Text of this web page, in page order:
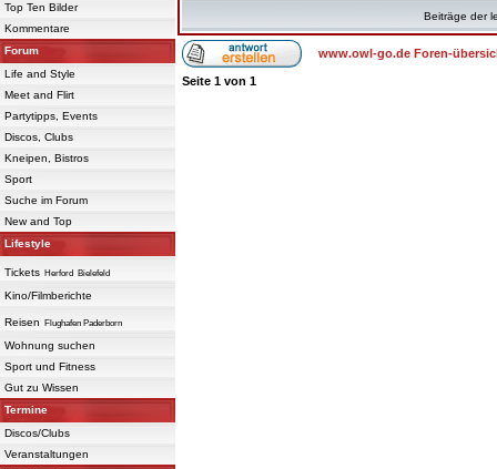
Top Ten Bilder
Kommentare
Forum
Life and Style
Meet and Flirt
Partytipps, Events
Discos, Clubs
Kneipen, Bistros
Sport
Suche im Forum
New and Top
Lifestyle
Tickets Herford Bielefeld
Kino/Filmberichte
Reisen Flughafen Paderborn
Wohnung suchen
Sport und Fitness
Gut zu Wissen
Termine
Discos/Clubs
Veranstaltungen
Beiträge der
www.owl-go.de Foren-
Seite 1 von 1